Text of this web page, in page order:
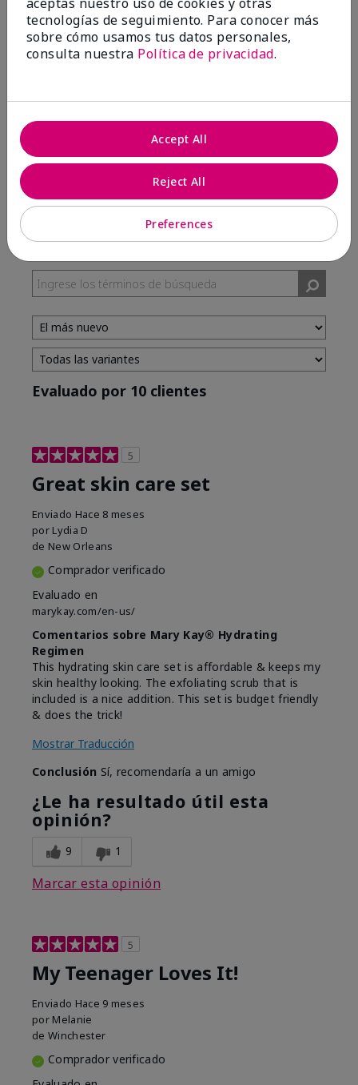
100%
Evaluado por 10 clientes
5
Great skin care set
Enviado Hace 8 meses
por Lydia D
de New Orleans
Comprador verificado
Evaluado en
marykay.com/en-us/
Comentarios sobre Mary Kay® Hydrating
Regimen
This hydrating skin care set is affordable & keeps my
skin healthy looking. The exfoliating scrub that is
included is a nice addition. This set is budget friendly
& does the trick!
Mostrar Traducción
Conclusión Sí, recomendaría a un amigo
¿Le ha resultado útil esta
opinión?
9 1
Marcar esta opinión
5
My Teenager Loves It!
Enviado Hace 9 meses
por Melanie
de Winchester
Comprador verificado
tecnologías de seguimiento. Para conocer más
sobre cómo usamos tus datos personales,
consulta nuestra Política de privacidad.
Preferences
Reject All
Accept All